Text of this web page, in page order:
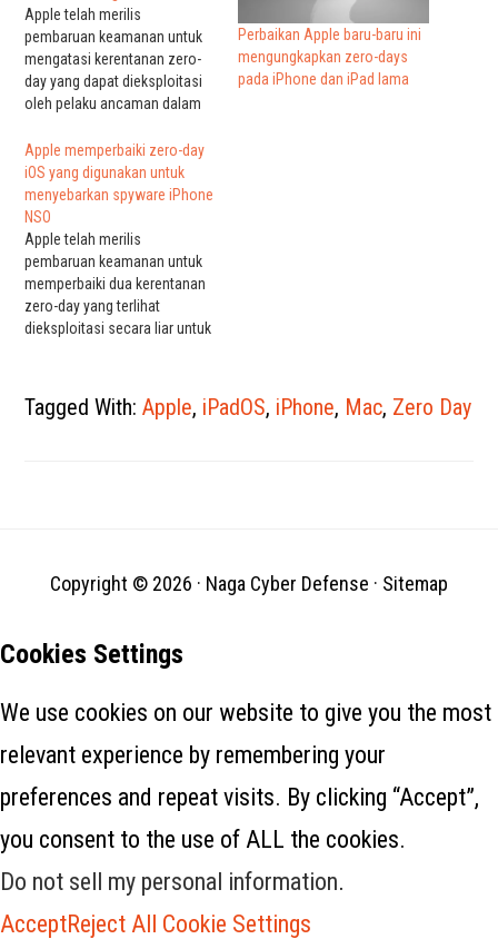
Apple telah merilis
pembaruan keamanan untuk
mengatasi kerentanan zero-
day yang dapat dieksploitasi
oleh pelaku ancaman dalam
perangkat Mac dan Apple
Watch. Zero-days adalah
kelemahan keamanan yang
tidak disadari oleh vendor
perangkat lunak dan belum
ditambal. Dalam beberapa
kasus, jenis kerentanan ini
mungkin juga memiliki
eksploitasi konsep yang…
Perbaikan Apple baru-baru ini
mengungkapkan zero-days
pada iPhone dan iPad lama
Apple memperbaiki zero-day
iOS yang digunakan untuk
menyebarkan spyware iPhone
NSO
Apple telah merilis
pembaruan keamanan untuk
memperbaiki dua kerentanan
zero-day yang terlihat
dieksploitasi secara liar untuk
digunakan untuk menginstal
spyware Pegasus di iPhone.
perangkat yang rentan.…
Tagged With:Apple, iPadOS, iPhone, Mac, Zero Day
Copyright © 2026 · Naga Cyber Defense · Sitemap
Cookies Settings
We use cookies on our website to give you the most
relevant experience by remembering your
preferences and repeat visits. By clicking “Accept”,
you consent to the use of ALL the cookies.
Do not sell my personal information.
AcceptReject All Cookie Settings